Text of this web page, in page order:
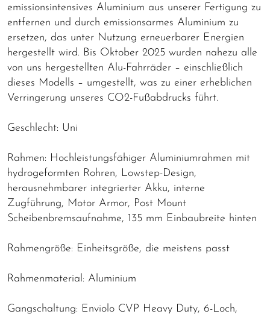
emissionsintensives Aluminium aus unserer Fertigung zu
entfernen und durch emissionsarmes Aluminium zu
ersetzen, das unter Nutzung erneuerbarer Energien
hergestellt wird. Bis Oktober 2025 wurden nahezu alle
von uns hergestellten Alu-Fahrräder – einschließlich
dieses Modells – umgestellt, was zu einer erheblichen
Verringerung unseres CO2-Fußabdrucks führt.
Geschlecht: Uni
Rahmen: Hochleistungsfähiger Aluminiumrahmen mit
hydrogeformten Rohren, Lowstep-Design,
herausnehmbarer integrierter Akku, interne
Zugführung, Motor Armor, Post Mount
Scheibenbremsaufnahme, 135 mm Einbaubreite hinten
Rahmengröße: Einheitsgröße, die meistens passt
Rahmenmaterial: Aluminium
Gangschaltung: Enviolo CVP Heavy Duty, 6-Loch,